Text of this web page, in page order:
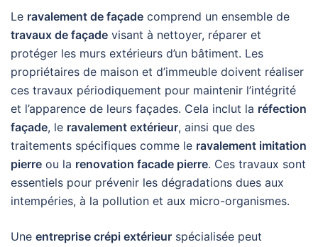
Le ravalement de façade comprend un ensemble de
travaux de façade visant à nettoyer, réparer et
protéger les murs extérieurs d’un bâtiment. Les
propriétaires de maison et d’immeuble doivent réaliser
ces travaux périodiquement pour maintenir l’intégrité
et l’apparence de leurs façades. Cela inclut la réfection
façade, le ravalement extérieur, ainsi que des
traitements spécifiques comme le ravalement imitation
pierre ou la renovation facade pierre. Ces travaux sont
essentiels pour prévenir les dégradations dues aux
intempéries, à la pollution et aux micro-organismes.
Une entreprise crépi extérieur spécialisée peut